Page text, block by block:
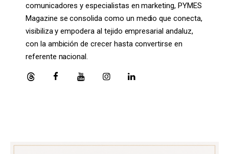
comunicadores y especialistas en marketing, PYMES
Magazine se consolida como un medio que conecta,
visibiliza y empodera al tejido empresarial andaluz,
con la ambición de crecer hasta convertirse en
referente nacional.